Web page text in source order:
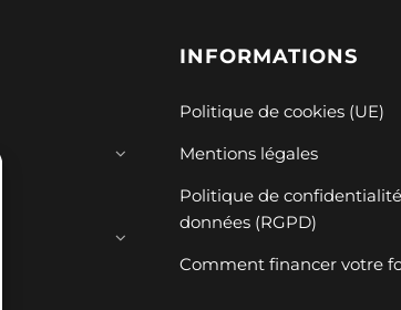
INFORMATIONS
Politique de cookies (UE)
Mentions légales
Politique de
données (RGPD)
Comment financer votre